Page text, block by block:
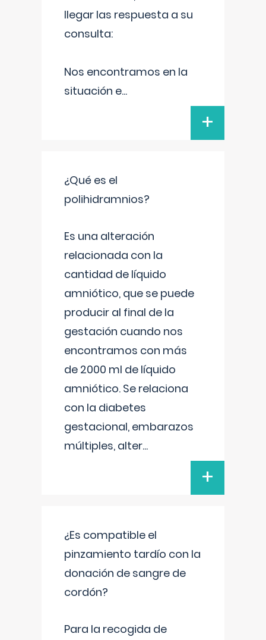
llegar las respuesta a su
consulta:
Nos encontramos en la
situación e...
+
¿Qué es el
polihidramnios?
Es una alteración
relacionada con la
cantidad de líquido
amniótico, que se puede
producir al final de la
gestación cuando nos
encontramos con más
de 2000 ml de líquido
amniótico. Se relaciona
con la diabetes
gestacional, embarazos
múltiples, alter...
+
¿Es compatible el
pinzamiento tardío con la
donación de sangre de
cordón?
Para la recogida de